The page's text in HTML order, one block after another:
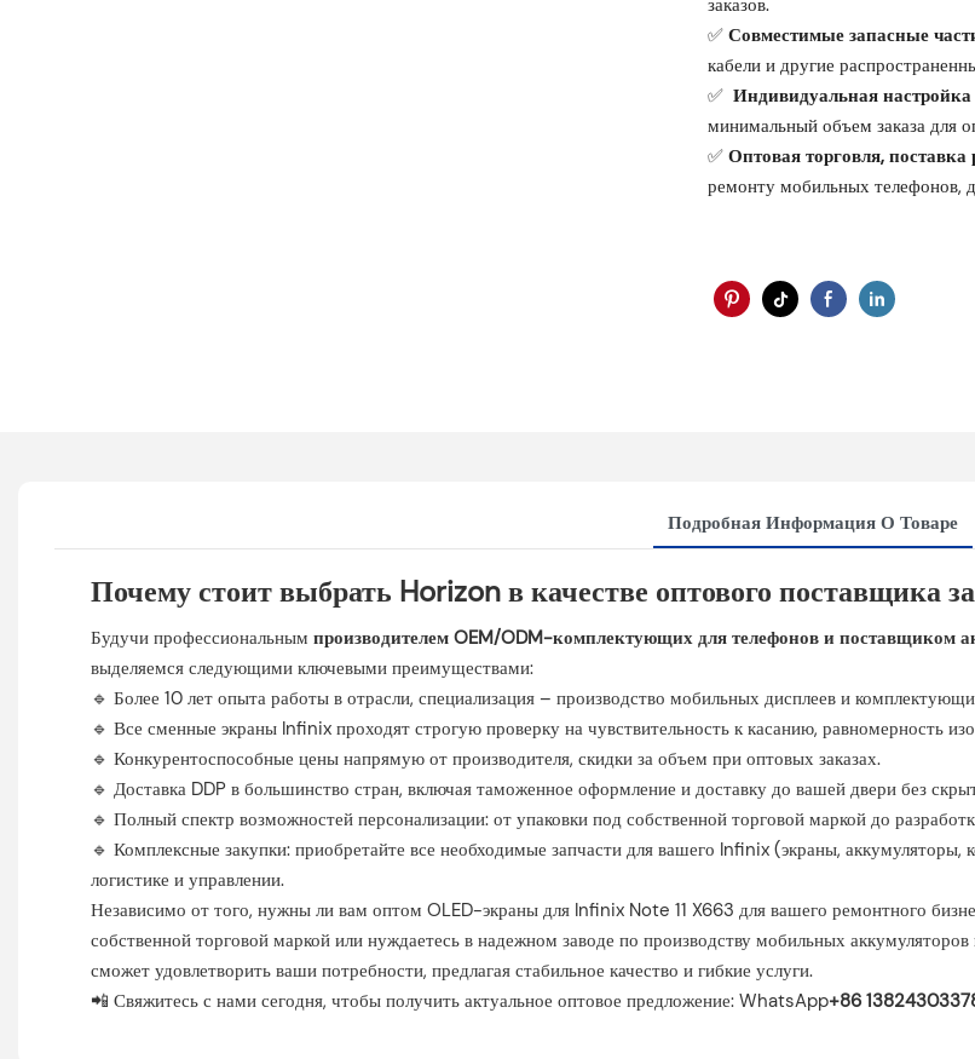
✅ Совместимые запасные
кабели и другие
✅
Индивидуальная
минимальный объем заказа для
✅ Оптовая торговля,
ремонту мобильных телефонов,
Подробная Информация О Товаре
Почему стоит выбрать Horizon в качестве оптового поставщика
Будучи профессиональным производителем OEM/ODM-комплектующих для телефонов и поставщиком
выделяемся следующими ключевыми преимуществами:
🔹 Более 10 лет опыта работы в отрасли, специализация – производство мобильных дисплеев и
🔹 Все сменные экраны Infinix проходят строгую проверку на чувствительность к касанию, равномерность
🔹 Конкурентоспособные цены напрямую от производителя, скидки за объем при оптовых заказах.
🔹 Доставка DDP в большинство стран, включая таможенное оформление и доставку до вашей двери без
🔹 Полный спектр возможностей персонализации: от упаковки под собственной торговой маркой до
🔹 Комплексные закупки: приобретайте все необходимые запчасти для вашего Infinix (экраны,
логистике и управлении.
Независимо от того, нужны ли вам оптом OLED-экраны для Infinix Note 11 X663 для вашего ремонтного
собственной торговой маркой или нуждаетесь в надежном заводе по производству мобильных
сможет удовлетворить ваши потребности, предлагая стабильное качество и гибкие услуги.
📲 Свяжитесь с нами сегодня, чтобы получить актуальное оптовое предложение: WhatsApp+86